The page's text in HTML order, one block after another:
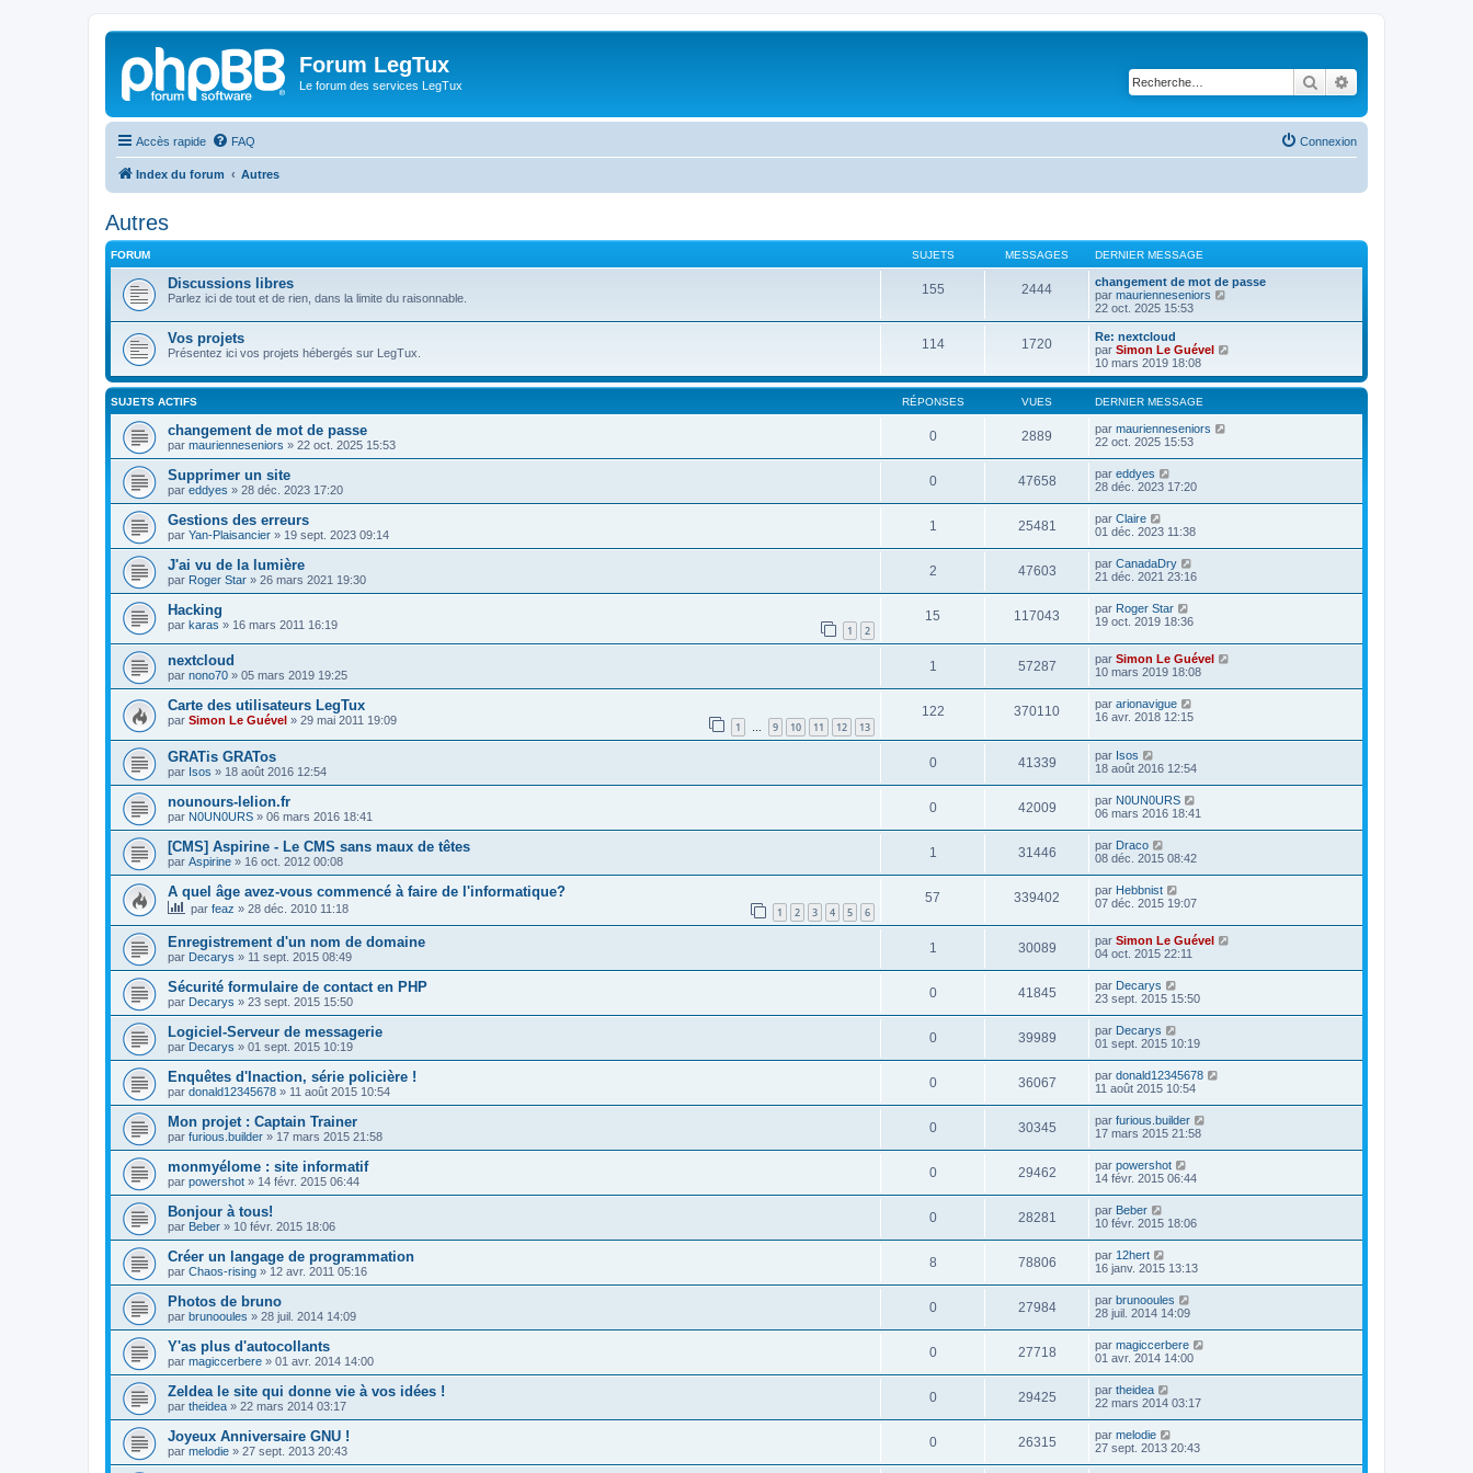
Forum LegTux
Le forum des services LegTux Rechercher
Accès rapide FAQ Connexion
Index du forum Autres
Autres
FORUM SUJETS MESSAGES DERNIER MESSAGE
Discussions libres
Parlez ici de tout et de rien, dans la limite du raisonnable.
155 2444
changement de mot de passe
par maurienneseniors
i
l
e
e
n
m
s
22 oct. 2025 15:53
Vos projets
Présentez ici vos projets hébergés sur LegTux.
114 1720
Re: nextcloud
par Simon Le Guével
i
r
e
r
s
e
10 mars 2019 18:08
SUJETS ACTIFS RÉPONSES VUES DERNIER MESSAGE
changement de mot de passe
par maurienneseniors » 22 oct. 2025 15:53
0 2889 par maurienneseniors
22 oct. 2025 15:53
Supprimer un site
par eddyes » 28 déc. 2023 17:20
0 47658 par eddyes
28 déc. 2023 17:20
Gestions des erreurs
par Yan-Plaisancier » 19 sept. 2023 09:14
1 25481 par Claire
01 déc. 2023 11:38
J'ai vu de la lumière
par Roger Star » 26 mars 2021 19:30
2 47603 par CanadaDry
21 déc. 2021 23:16
Hacking
par karas » 16 mars 2011 16:19 1 2
15 117043 par Roger Star
19 oct. 2019 18:36
nextcloud
par nono70 » 05 mars 2019 19:25
1 57287 par Simon Le Guével
10 mars 2019 18:08
Carte des utilisateurs LegTux
par Simon Le Guével » 29 mai 2011 19:09 1 … 9 10 11 12 13
122 370110 par arionavigue
16 avr. 2018 12:15
GRATis GRATos
par Isos » 18 août 2016 12:54
0 41339 par Isos
18 août 2016 12:54
nounours-lelion.fr
par N0UN0URS » 06 mars 2016 18:41
0 42009 par N0UN0URS
06 mars 2016 18:41
[CMS] Aspirine - Le CMS sans maux de têtes
par Aspirine » 16 oct. 2012 00:08
1 31446 par Draco
08 déc. 2015 08:42
A quel âge avez-vous commencé à faire de l'informatique?
par feaz » 28 déc. 2010 11:18 1 2 3 4 5 6
57 339402 par Hebbnist
07 déc. 2015 19:07
Enregistrement d'un nom de domaine
par Decarys » 11 sept. 2015 08:49
1 30089 par Simon Le Guével
04 oct. 2015 22:11
Sécurité formulaire de contact en PHP
par Decarys » 23 sept. 2015 15:50
0 41845 par Decarys
23 sept. 2015 15:50
Logiciel-Serveur de messagerie
par Decarys » 01 sept. 2015 10:19
0 39989 par Decarys
01 sept. 2015 10:19
Enquêtes d'Inaction, série policière !
par donald12345678 » 11 août 2015 10:54
0 36067 par donald12345678
11 août 2015 10:54
Mon projet : Captain Trainer
par furious.builder » 17 mars 2015 21:58
0 30345 par furious.builder
17 mars 2015 21:58
monmyélome : site informatif
par powershot » 14 févr. 2015 06:44
0 29462 par powershot
14 févr. 2015 06:44
Bonjour à tous!
par Beber » 10 févr. 2015 18:06
0 28281 par Beber
10 févr. 2015 18:06
Créer un langage de programmation
par Chaos-rising » 12 avr. 2011 05:16
8 78806 par 12hert
16 janv. 2015 13:13
Photos de bruno
par brunooules » 28 juil. 2014 14:09
0 27984 par brunooules
28 juil. 2014 14:09
Y'as plus d'autocollants
par magiccerbere » 01 avr. 2014 14:00
0 27718 par magiccerbere
01 avr. 2014 14:00
ZeIdea le site qui donne vie à vos idées !
par theidea » 22 mars 2014 03:17
0 29425 par theidea
22 mars 2014 03:17
Joyeux Anniversaire GNU !
par melodie » 27 sept. 2013 20:43
0 26315 par melodie
27 sept. 2013 20:43